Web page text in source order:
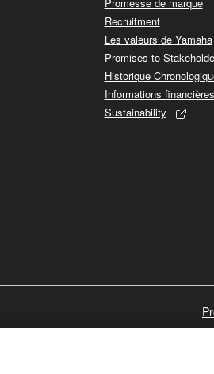
Recruitment
Les valeurs de Yamaha
Promises to
Historique
Informations financières
Sustainability